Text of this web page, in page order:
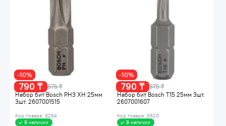
790 ₸ 875 ₸
-10%
Набор бит Bosch PH3 XH 25мм
3шт. 2607001515
Код товара: 8284
В наличии
790 ₸ 875 ₸
-10%
Набор бит Bosch T15 25мм 3шт.
2607001607
Код товара: 8620
В наличии